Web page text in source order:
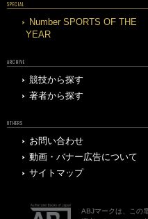
SPECIAL
Number SPORTS OF THE
YEAR
ARCHIVE
競技から探す
著者から探す
OTHERS
お問い合わせ
動画・バナー広告について
サイトマップ
ABJマークは、この